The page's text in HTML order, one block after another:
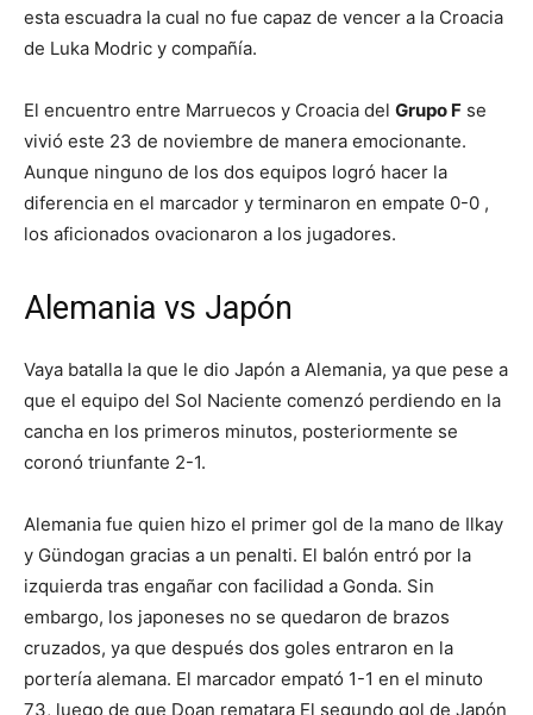
esta escuadra la cual no fue capaz de vencer a la Croacia
de Luka Modric y compañía.
El encuentro entre Marruecos y Croacia del Grupo F se
vivió este 23 de noviembre de manera emocionante.
Aunque ninguno de los dos equipos logró hacer la
diferencia en el marcador y terminaron en empate 0-0 ,
los aficionados ovacionaron a los jugadores.
Alemania vs Japón
Vaya batalla la que le dio Japón a Alemania, ya que pese a
que el equipo del Sol Naciente comenzó perdiendo en la
cancha en los primeros minutos, posteriormente se
coronó triunfante 2-1.
Alemania fue quien hizo el primer gol de la mano de Ilkay
y Gündogan gracias a un penalti. El balón entró por la
izquierda tras engañar con facilidad a Gonda. Sin
embargo, los japoneses no se quedaron de brazos
cruzados, ya que después dos goles entraron en la
portería alemana. El marcador empató 1-1 en el minuto
73, luego de que Doan rematara El segundo gol de Japón